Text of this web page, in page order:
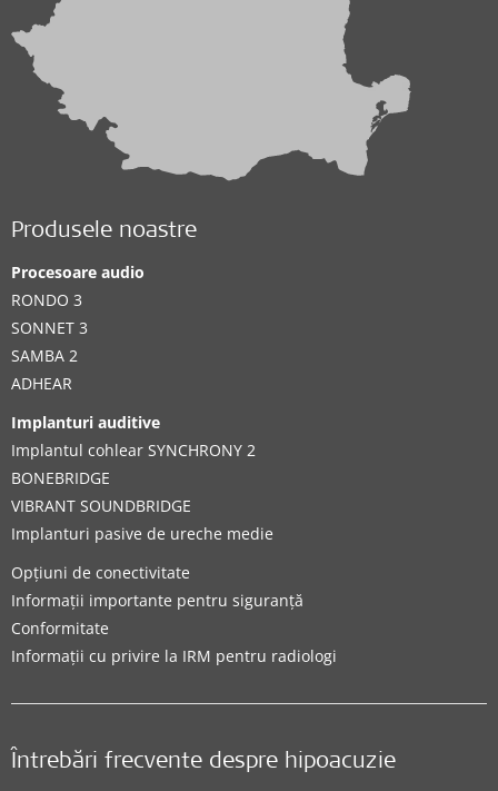
Produsele noastre
Procesoare audio
RONDO 3
SONNET 3
SAMBA 2
ADHEAR
Implanturi auditive
Implantul cohlear SYNCHRONY 2
BONEBRIDGE
VIBRANT SOUNDBRIDGE
Implanturi pasive de ureche medie
Opțiuni de conectivitate
Informații importante pentru siguranță
Conformitate
Informații cu privire la IRM pentru radiologi
Întrebări frecvente despre hipoacuzie